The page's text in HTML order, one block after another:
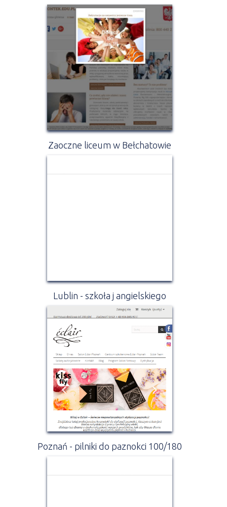
Zaoczne liceum w Bełchatowie
Lublin - szkoła j angielskiego
Poznań - pilniki do paznokci 100/180